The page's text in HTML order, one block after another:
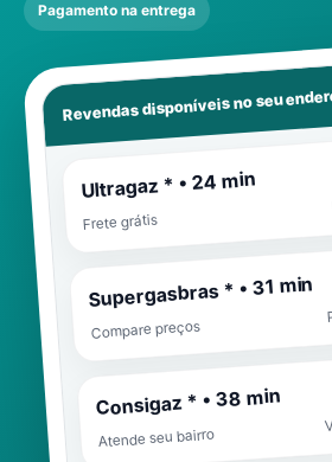
Pagamento na entrega
Revendas disponíveis no seu
Ultragaz * • 24 min
Frete grátis
Supergasbras * • 31 min
Compare preços
Consigaz * • 38 min
Atende seu bairro